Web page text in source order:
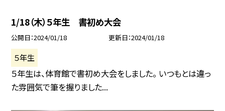
1/18（木）５年生 書初め大会
公開日 2024/01/18 更新日 2024/01/18
５年生
５年生は、体育館で書初め大会をしました。 いつもとは違っ
た雰囲気で筆を握りました...